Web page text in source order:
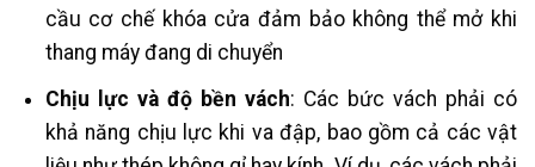
cầu cơ chế khóa cửa đảm bảo không thể mở khi
thang máy đang di chuyển​
Chịu lực và độ bền vách: Các bức vách phải có
khả năng chịu lực khi va đập, bao gồm cả các vật